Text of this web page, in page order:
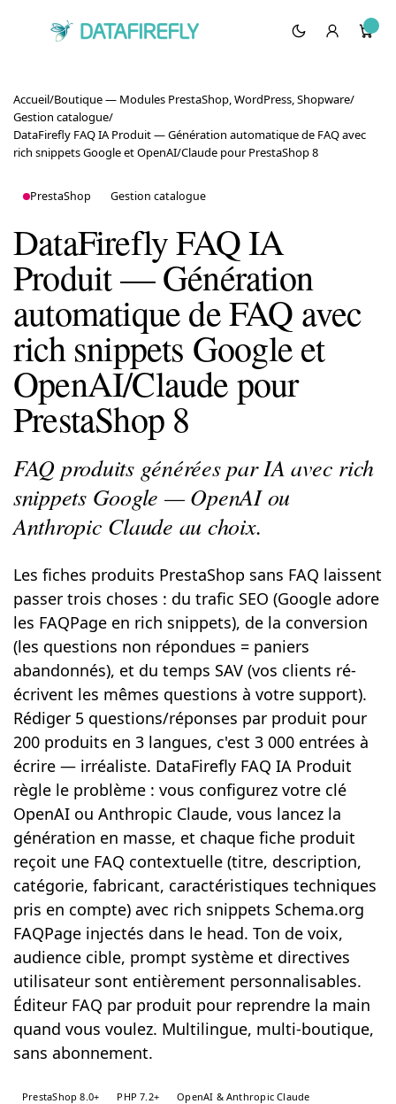
Accueil/Boutique — Modules PrestaShop, WordPress, Shopware/
Gestion catalogue/
DataFirefly FAQ IA Produit — Génération automatique de FAQ avec
rich snippets Google et OpenAI/Claude pour PrestaShop 8
PrestaShop Gestion catalogue
DataFirefly FAQ IA
Produit — Génération
automatique de FAQ avec
rich snippets Google et
OpenAI/Claude pour
PrestaShop 8
FAQ produits générées par IA avec rich
snippets Google — OpenAI ou
Anthropic Claude au choix.
Les fiches produits PrestaShop sans FAQ laissent
passer trois choses : du trafic SEO (Google adore
les FAQPage en rich snippets), de la conversion
(les questions non répondues = paniers
abandonnés), et du temps SAV (vos clients ré-
écrivent les mêmes questions à votre support).
Rédiger 5 questions/réponses par produit pour
200 produits en 3 langues, c'est 3 000 entrées à
écrire — irréaliste. DataFirefly FAQ IA Produit
règle le problème : vous configurez votre clé
OpenAI ou Anthropic Claude, vous lancez la
génération en masse, et chaque fiche produit
reçoit une FAQ contextuelle (titre, description,
catégorie, fabricant, caractéristiques techniques
pris en compte) avec rich snippets Schema.org
FAQPage injectés dans le head. Ton de voix,
audience cible, prompt système et directives
utilisateur sont entièrement personnalisables.
Éditeur FAQ par produit pour reprendre la main
quand vous voulez. Multilingue, multi-boutique,
sans abonnement.
PrestaShop 8.0+ PHP 7.2+
OpenAI & Anthropic Claude